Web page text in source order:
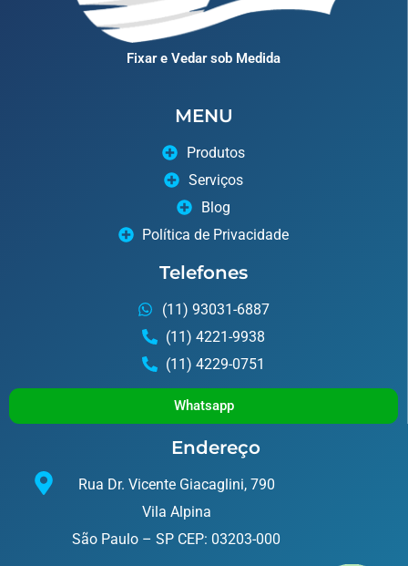
Fixar e Vedar sob Medida
MENU
Produtos
Serviços
Blog
Política de Privacidade
Telefones
(11) 93031-6887
(11) 4221-9938
(11) 4229-0751
Whatsapp
Endereço
Rua Dr. Vicente Giacaglini, 790
Vila Alpina
São Paulo – SP CEP: 03203-000